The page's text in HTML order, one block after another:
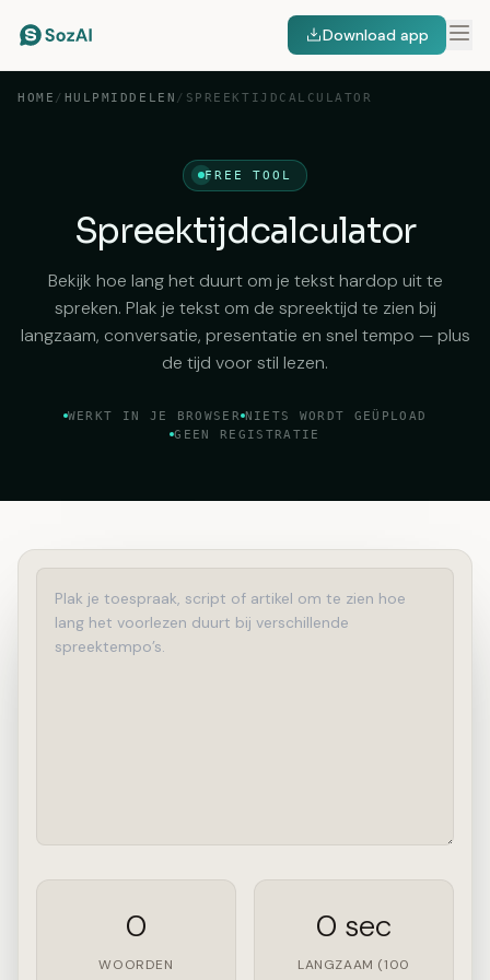
Download app
HOME / HULPMIDDELEN / SPREEKTIJDCALCULATOR
FREE TOOL
Spreektijdcalculator
Bekijk hoe lang het duurt om je tekst hardop uit te
spreken. Plak je tekst om de spreektijd te zien bij
langzaam, conversatie, presentatie en snel tempo — plus
de tijd voor stil lezen.
WERKT IN JE BROWSER NIETS WORDT GEÜPLOAD
GEEN REGISTRATIE
0
WOORDEN
0 sec
LANGZAAM (100